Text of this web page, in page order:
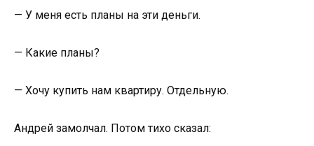
— У меня есть планы на эти деньги.
— Какие планы?
— Хочу купить нам квартиру. Отдельную.
Андрей замолчал. Потом тихо сказал: